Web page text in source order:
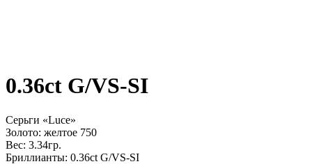
0.36ct G/VS-SI
Серьги «Luce»
Золото: желтое 750
Вес: 3.34гр.
Бриллианты: 0.36ct G/VS-SI